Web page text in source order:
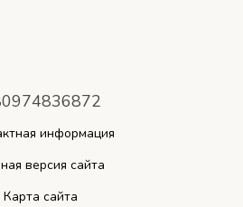
информация
версия сайта
Карта сайта